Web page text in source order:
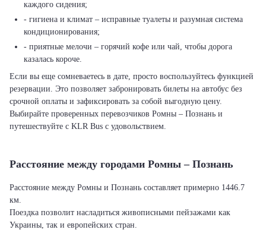
каждого сидения;
- гигиена и климат – исправные туалеты и разумная система
кондиционирования;
- приятные мелочи – горячий кофе или чай, чтобы дорога
казалась короче.
Если вы еще сомневаетесь в дате, просто воспользуйтесь функцией
резервации. Это позволяет забронировать билеты на автобус без
срочной оплаты и зафиксировать за собой выгодную цену.
Выбирайте проверенных перевозчиков Ромны – Познань и
путешествуйте с KLR Bus с удовольствием.
Расстояние между городами Ромны – Познань
Расстояние между Ромны и Познань составляет примерно 1446.7
км.
Поездка позволит насладиться живописными пейзажами как
Украины, так и европейских стран.